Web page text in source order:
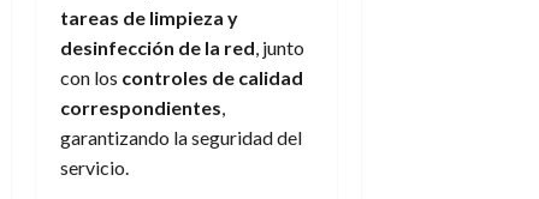
tareas de limpieza y
desinfección de la red , junto
con los controles de calidad
correspondientes
garantizando la seguridad del
servicio.